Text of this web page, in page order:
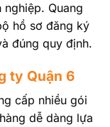
Quang
hồ sơ đăng ký
đúng quy định.
ty Quận 6
cấp nhiều gói
dễ dàng lựa